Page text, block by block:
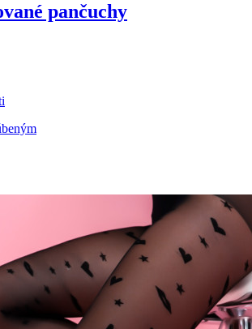
pančuchy